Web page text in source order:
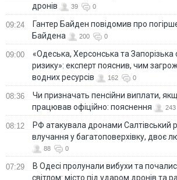
дронів
39 0
09:24
Гантер Байден повідомив про
Байдена
200 0
09:00
«Одеська, Херсонська та Запорізька
ризику»: експерт пояснив, чим
водних ресурсів
162 0
08:36
Чи призначать пенсійни виплати,
працював офіційно: пояснення
243
08:12
РФ атакувала дронами Салтівський
влучання у багатоповерхівку, двоє
88 0
07:29
В Одесі пролунали вибухи та
світлом: місто під ударом дронів та